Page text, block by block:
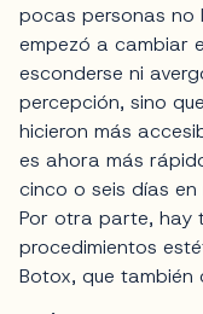
pocas personas no
empezó a cambiar
esconderse ni
percepción, sino
hicieron más
es ahora más
cinco o seis días en
Por otra parte, hay
procedimientos
Botox, que también